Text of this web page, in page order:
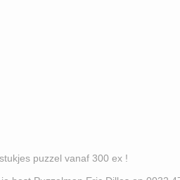
vanaf 300 ex !